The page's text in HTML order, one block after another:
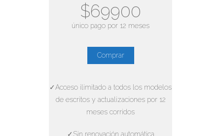
$69900
único pago por 12 meses
Comprar
✓Acceso ilimitado a todos los modelos
de escritos y actualizaciones por 12
meses corridos
✓Sin renovación automática